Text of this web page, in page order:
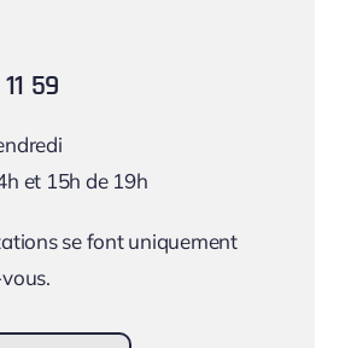
59
et 15h de 19h
se font uniquement